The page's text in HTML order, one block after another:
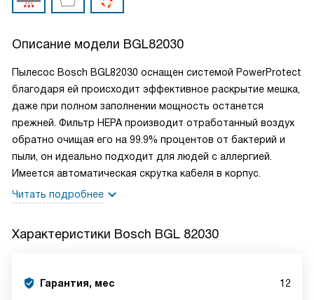
Описание модели BGL82030
Пылесос Bosch BGL82030 оснащен системой PowerProtect
благодаря ей происходит эффективное раскрытие мешка,
даже при полном заполнении мощность останется
прежней. Фильтр НЕРА производит отработанный воздух
обратно очищая его на 99.9% процентов от бактерий и
пыли, он идеально подходит для людей с аллергией.
Имеется автоматическая скрутка кабеля в корпус.
Читать подробнее
Характеристики Bosch BGL 82030
Гарантия, мес 12